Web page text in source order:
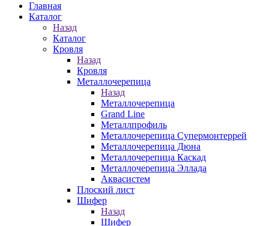
Главная
Каталог
Назад
Каталог
Кровля
Назад
Кровля
Металлочерепица
Назад
Металлочерепица
Grand Line
Металлпрофиль
Металлочерепица Супермонтеррей
Металлочерепица Дюна
Металлочерепица Каскад
Металлочерепица Эллада
Аквасистем
Плоский лист
Шифер
Назад
Шифер